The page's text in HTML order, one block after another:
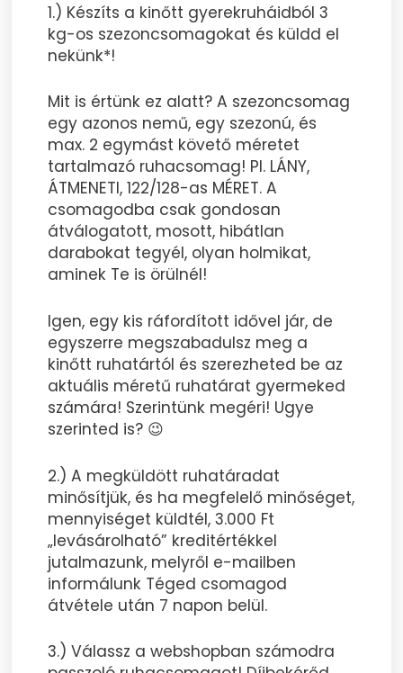
1.) Készíts a kinőtt gyerekruháidból 3
kg-os szezoncsomagokat és küldd el
nekünk*!
Mit is értünk ez alatt? A szezoncsomag
egy azonos nemű, egy szezonú, és
max. 2 egymást követő méretet
tartalmazó ruhacsomag! Pl. LÁNY,
ÁTMENETI, 122/128-as MÉRET. A
csomagodba csak gondosan
átválogatott, mosott, hibátlan
darabokat tegyél, olyan holmikat,
aminek Te is örülnél!
Igen, egy kis ráfordított idővel jár, de
egyszerre megszabadulsz meg a
kinőtt ruhatártól és szerezheted be az
aktuális méretű ruhatárat gyermeked
számára! Szerintünk megéri! Ugye
szerinted is? 😉
2.) A megküldött ruhatáradat
minősítjük, és ha megfelelő minőséget,
mennyiséget küldtél, 3.000 Ft
„levásárolható” kreditértékkel
jutalmazunk, melyről e-mailben
informálunk Téged csomagod
átvétele után 7 napon belül.
3.) Válassz a webshopban számodra